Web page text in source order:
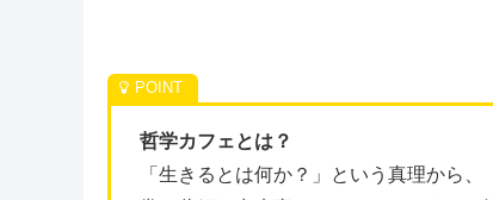
哲学カフェとは？
「生きるとは何か？」という真理から